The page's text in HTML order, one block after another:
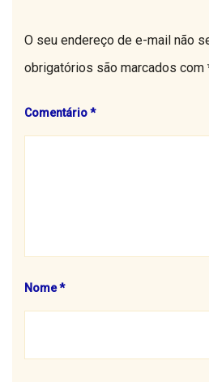
O seu endereço de e-mail não
obrigatórios são marcados com
Comentário*
Nome*